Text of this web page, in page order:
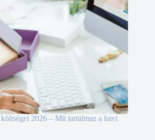
2026 – Mit tartalmaz a havi